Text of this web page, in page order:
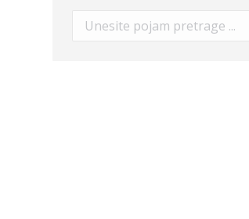
Search: